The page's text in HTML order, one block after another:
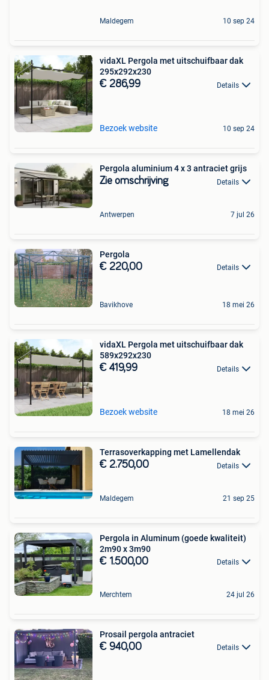
Maldegem 10 sep 24
vidaXL Pergola met uitschuifbaar dak
295x292x230
€ 286,99 Details
Bezoek website 10 sep 24
Pergola aluminium 4 x 3 antraciet grijs
Zie omschrijving Details
Antwerpen 7 jul 26
Pergola
€ 220,00 Details
Bavikhove 18 mei 26
vidaXL Pergola met uitschuifbaar dak
589x292x230
€ 419,99 Details
Bezoek website 18 mei 26
Terrasoverkapping met Lamellendak
€ 2.750,00 Details
Maldegem 21 sep 25
Pergola in Aluminum (goede kwaliteit)
2m90 x 3m90
€ 1.500,00 Details
Merchtem 24 jul 26
Prosail pergola antraciet
€ 940,00 Details